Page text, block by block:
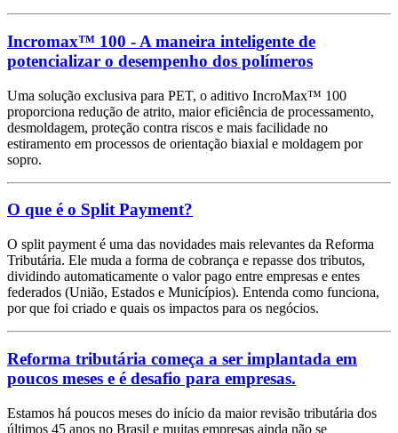
Incromax™ 100 - A maneira inteligente de
potencializar o desempenho dos polímeros
Uma solução exclusiva para PET, o aditivo IncroMax™ 100
proporciona redução de atrito, maior eficiência de processamento,
desmoldagem, proteção contra riscos e mais facilidade no
estiramento em processos de orientação biaxial e moldagem por
sopro.
O que é o Split Payment?
O split payment é uma das novidades mais relevantes da Reforma
Tributária. Ele muda a forma de cobrança e repasse dos tributos,
dividindo automaticamente o valor pago entre empresas e entes
federados (União, Estados e Municípios). Entenda como funciona,
por que foi criado e quais os impactos para os negócios.
Reforma tributária começa a ser implantada em
poucos meses e é desafio para empresas.
Estamos há poucos meses do início da maior revisão tributária dos
últimos 45 anos no Brasil e muitas empresas ainda não se